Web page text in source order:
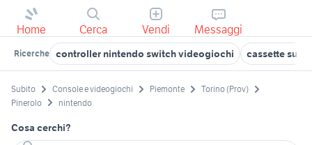
Home Cerca Vendi Messaggi
Ricerche controller nintendo switch videogiochi cassette
Subito Console e videogiochi Piemonte
Torino (Prov)
Pinerolo
nintendo
Cosa cerchi?